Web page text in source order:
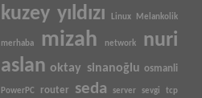
kuzey yıldızı Linux Melankolik
merhaba mizah network
nuri
aslan oktay sinanoğlu osmanli
PowerPC router seda server sevgi tcp